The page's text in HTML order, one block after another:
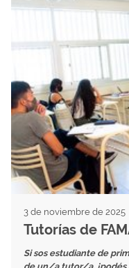
3 de noviembre de 2025
Tutorías de
Si sos estudiante de